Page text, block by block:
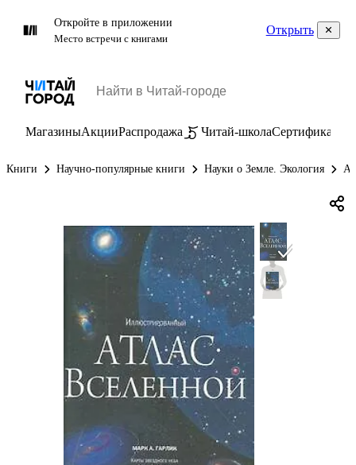
Откройте в приложении
Место встречи с книгами
Открыть
МагазиныАкцииРаспродажа Читай-школаСертификаты
Книги Научно-популярные книги Науки о Земле. Экология